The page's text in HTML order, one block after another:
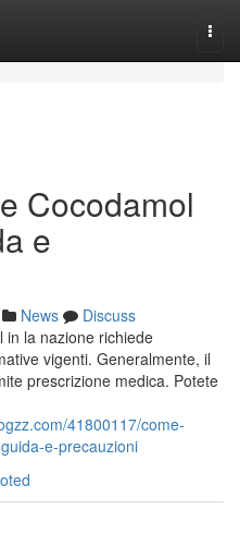
Cocodamol
e
News
Discuss
in la nazione richiede
vigenti. Generalmente, il
prescrizione medica. Potete
41800117/come-
e-precauzioni